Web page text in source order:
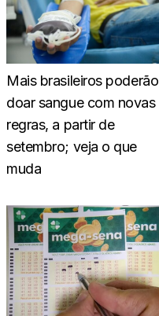
Mais brasileiros poderão
doar sangue com novas
regras, a partir de
setembro; veja o que
muda